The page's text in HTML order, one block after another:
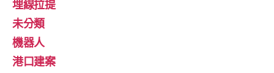
埋線拉提
未分類
機器人
港口建案